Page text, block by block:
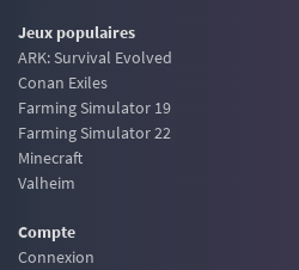
Jeux populaires
ARK: Survival Evolved
Conan Exiles
Farming Simulator 19
Farming Simulator 22
Minecraft
Valheim
Compte
Connexion